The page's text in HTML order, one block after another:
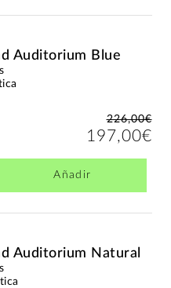
Auditorium Blue
226,00€
197,00€
Añadir
Auditorium Natural